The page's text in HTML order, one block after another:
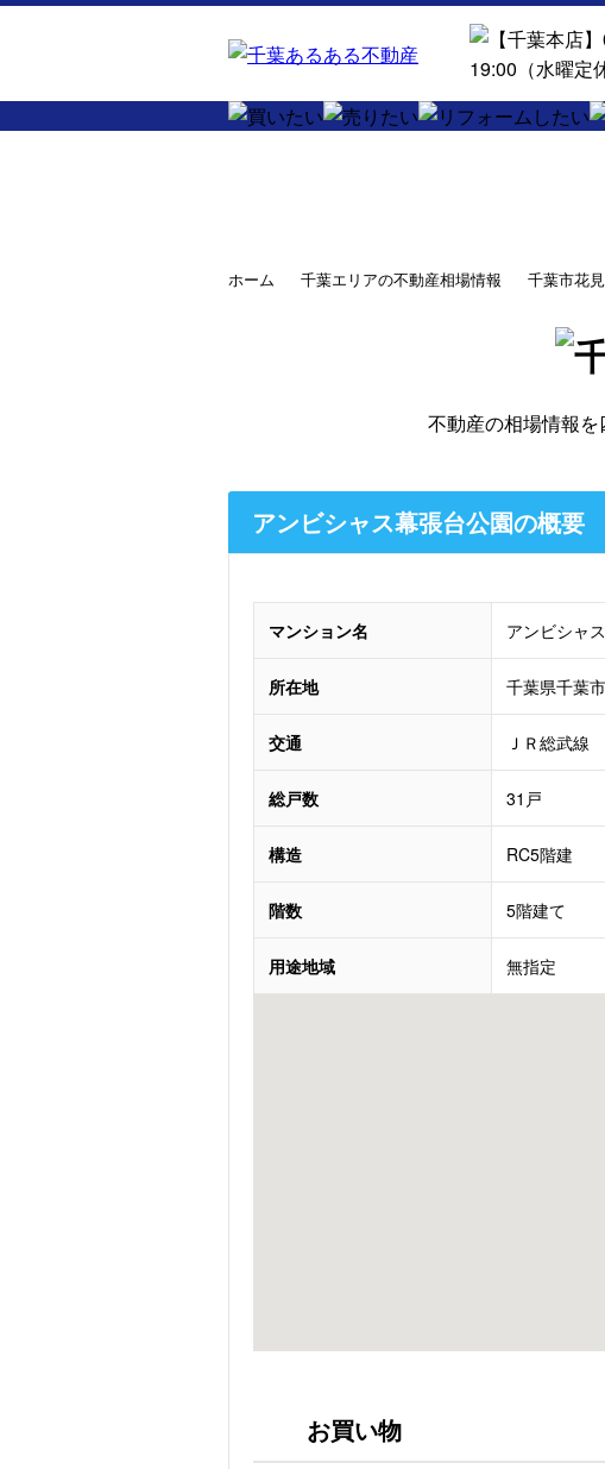
ホーム 千葉エリアの不動産相場情報 千葉市花
不動産の相場情報を
アンビシャス幕張台公園の概要
マンション名 アンビシャ
所在地 千葉県千葉
交通 ＪＲ総武
総戸数 31戸
構造 RC5階建
階数 5階建て
用途地域 無指定
お買い物